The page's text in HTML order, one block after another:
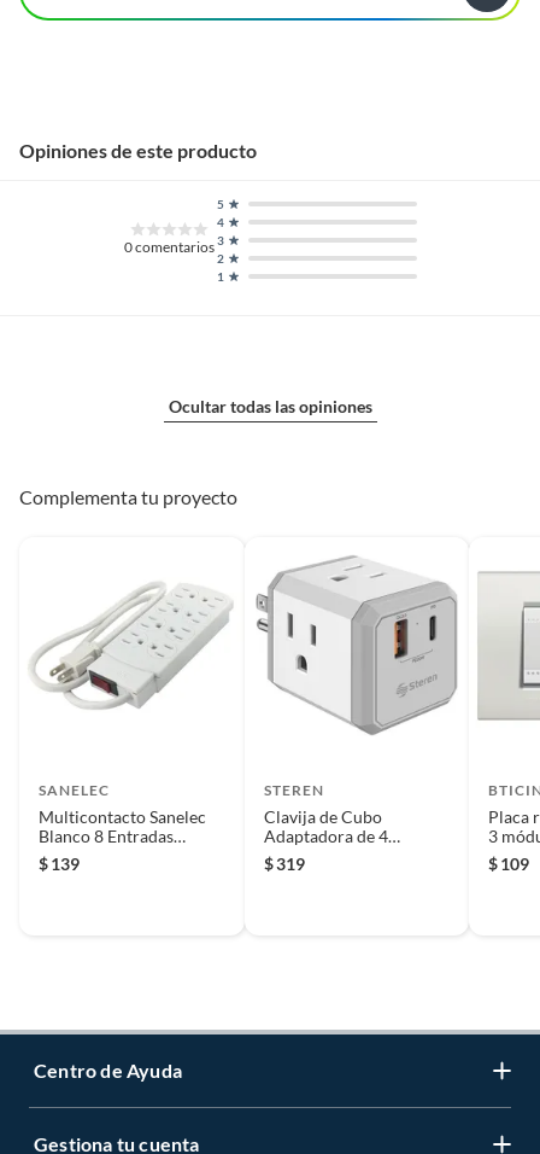
Opiniones de este producto
0comentarios
1
2
3
4
5
Ocultar todas las opiniones
Complementa tu proyecto
SANELEC
Multicontacto Sanelec
Blanco 8 Entradas
Básico
$139
STEREN
Clavija de Cubo
Adaptadora de 4
Contactos con Cargador
USB
$319
Placa
3
$109
Centro de Ayuda
Servicio al Cliente
Gestiona tu cuenta